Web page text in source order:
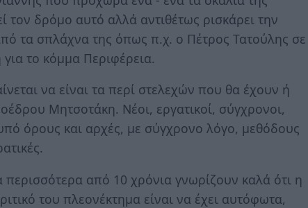
τον δρόμο αυτό αλλά αντιθέτως ρισκάρει την
τα σπλάχνα της όπως π.χ. ο Πέτρος Τατούλης σε
για το κόμμα Περιφέρεια.
να είναι τα περί στελεχών που θα έχουν ή
Μητσοτάκη. Νέοι, εργατικοί, σύγχρονοι,
όρους και αρχές, με σύγχρονο λόγο, μεθόδους
από 10 χρόνια γνωρίζουν καλά ότι η
του πλεονέκτημα είναι να έχει αυτόφωτα,